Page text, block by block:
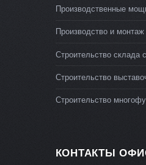
Производственные
Производство и
Строительство
Строительство
Строительство
КОНТАКТЫ